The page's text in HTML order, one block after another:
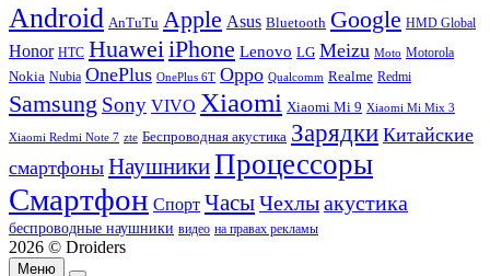
Android AnTuTu Apple Asus Bluetooth Google HMD Global
Honor HTC Huawei iPhone Lenovo LG Meizu Moto Motorola
Nokia Nubia OnePlus OnePlus 6T Oppo Qualcomm Realme Redmi
Samsung Sony VIVO Xiaomi Xiaomi Mi 9 Xiaomi Mi Mix 3
Xiaomi Redmi Note 7 zte Беспроводная акустика Зарядки Китайские
смартфоны НаушникиПроцессоры
Смартфон Спорт ЧасыЧехлыакустика
беспроводные наушники видео на правах рекламы
2026 © Droiders
Меню